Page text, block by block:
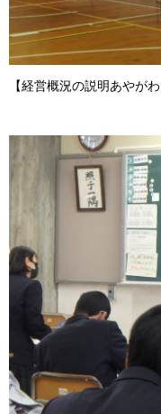
【経営概況の説明あやが